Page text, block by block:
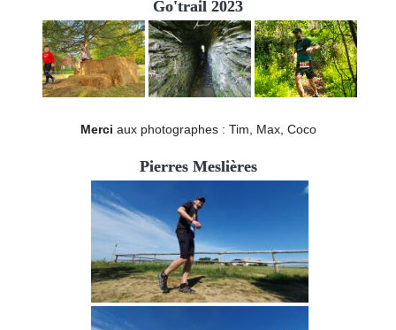
Go'trail 2023
Merci aux photographes : Tim, Max, Coco
Pierres Meslières